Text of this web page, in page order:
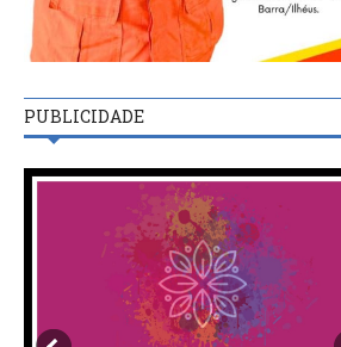
PUBLICIDADE